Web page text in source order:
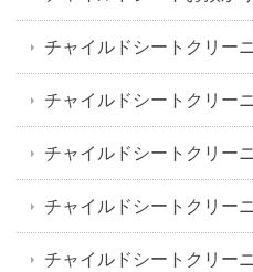
チャイルドシートクリー
チャイルドシートクリ
チャイルドシートクリ
チャイルドシートクリ
チャイルドシートクリ